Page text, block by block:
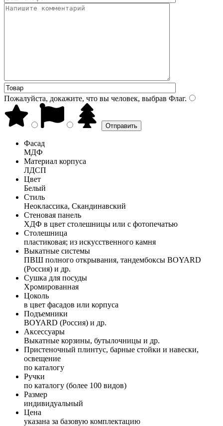
Пожалуйста, докажите, что вы человек, выбрав Флаг.
Фасад
МДФ
Материал корпуса
ЛДСП
Цвет
Белый
Стиль
Неоклассика, Скандинавский
Стеновая панель
ХДФ в цвет столешницы или с фотопечатью
Столешница
пластиковая; из искусственного камня
Выкатные системы
ПВШ полного открывания, тандембоксы BOYARD
(Россия) и др.
Сушка для посуды
Хромированная
Цоколь
в цвет фасадов или корпуса
Подъемники
BOYARD (Россия) и др.
Аксессуары
Выкатные корзины, бутылочницы и др.
Пристеночный плинтус, барные стойки и навески,
освещение
по каталогу
Ручки
по каталогу (более 100 видов)
Размер
индивидуальный
Цена
указана за базовую комплектацию